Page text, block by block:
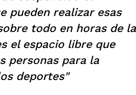
pueden realizar esas
todo en horas de la
el espacio libre que
personas para la
deportes"